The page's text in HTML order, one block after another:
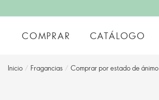
COMPRAR CATÁLOGO
Inicio / Fragancias / Comprar por estado de ánimo